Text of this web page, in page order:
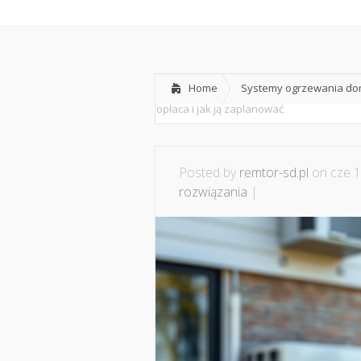
Home Systemy ogrzewania
opłaca i jak ją zaplanować
Posted by remtor-sd.pl on cze
rozwiązania |